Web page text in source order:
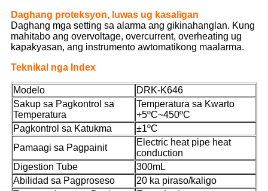
Daghang proteksyon, luwas ug kasaligan
Daghang mga setting sa alarma ang gikinahanglan. Kung
mahitabo ang overvoltage, overcurrent, overheating ug
kapakyasan, ang instrumento awtomatikong maalarma.
Teknikal nga Index
Modelo
DRK-K646
Sakup sa Pagkontrol sa
Temperatura
Temperatura sa Kwarto
+5ºC~450ºC
Pagkontrol sa Katukma
±1ºC
Pamaagi sa Pagpainit
Electric heat pipe heat
conduction
Digestion Tube
300mL
Abilidad sa Pagproseso
20 ka piraso/kaligo